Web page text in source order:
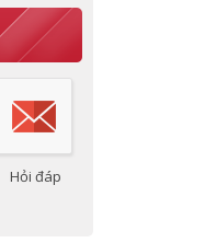
Hỏi đáp